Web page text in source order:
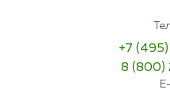
Опыт работы от 1 до 3
Знание основ
основных методов
+7
8 (800)